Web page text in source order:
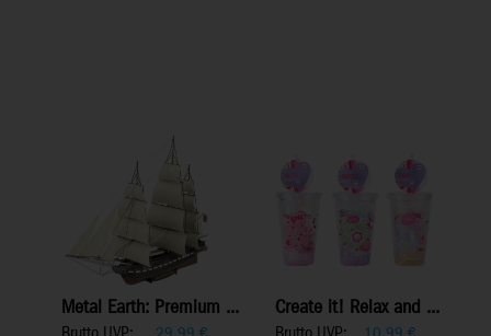
Metal Earth: Premium ... Create it! Relax and ...